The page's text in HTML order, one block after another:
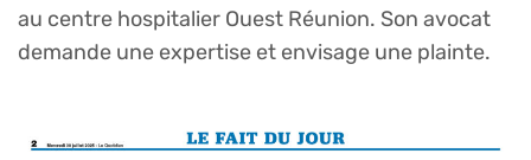
au centre hospitalier Ouest Réunion. Son avocat
demande une expertise et envisage une plainte.